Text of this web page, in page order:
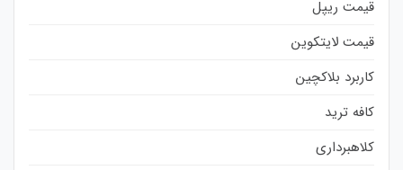
قیمت ریپل
قیمت لایتکوین
کاربرد بلاکچین
کافه ترید
کلاهبرداری